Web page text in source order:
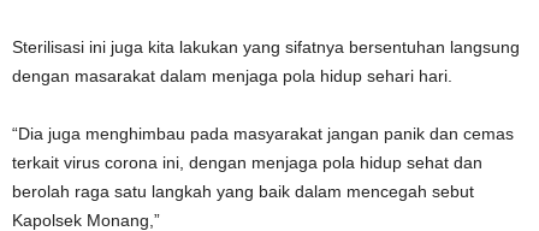
Sterilisasi ini juga kita lakukan yang sifatnya bersentuhan langsung
dengan masarakat dalam menjaga pola hidup sehari hari.
“Dia juga menghimbau pada masyarakat jangan panik dan cemas
terkait virus corona ini, dengan menjaga pola hidup sehat dan
berolah raga satu langkah yang baik dalam mencegah sebut
Kapolsek Monang,”